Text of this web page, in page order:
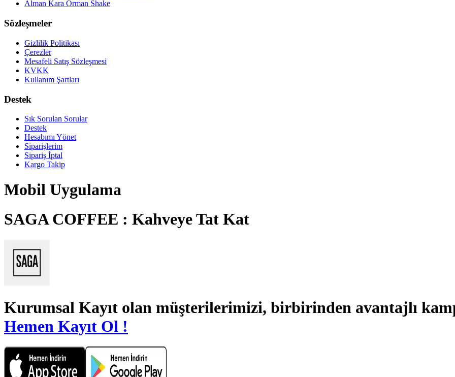
Alman Kara Orman Shake
Sözleşmeler
Gizlilik Politikası
Çerezler
Mesafeli Satış Sözleşmesi
KVKK
Kullanım Şartları
Destek
Sık Sorulan Sorular
Destek
Hesabımı Yönet
Siparişlerim
Sipariş İptal
Kargo Takip
Mobil Uygulama
SAGA COFFEE : Kahveye Tat Kat
Kurumsal Kayıt olan müşterilerimizi, birbirinden avantajlı
Hemen Kayıt Ol !